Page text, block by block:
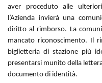
aver proceduto alle
l’Azienda invierà una
diritto al rimborso. La
mancato riconoscimento. Il
biglietteria di stazione più
presentarsi munito della
documento di identità.